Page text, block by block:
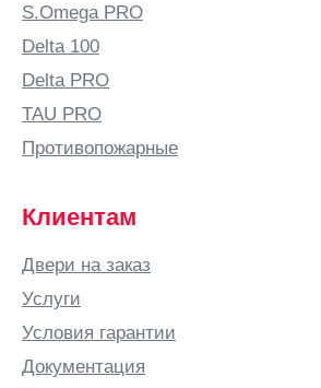
Вельск
Верхняя
Салда
Видное
Вильнюс
Вичуга
Владикавказ
Владимир
Владимирская
область
S.Omega PRO
Delta 100
Delta PRO
TAU PRO
Противопожарные
Клиентам
Двери на заказ
Услуги
Условия гарантии
Документация